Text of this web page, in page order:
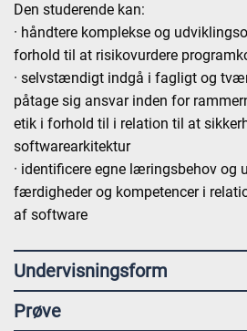
Den studerende kan:
· håndtere komplekse og
forhold til at risikovurdere
· selvstændigt indgå i fagligt og
påtage sig ansvar inden for
etik i forhold til i relation til at
softwarearkitektur
· identificere egne læringsbehov og
færdigheder og kompetencer i
af software
Undervisningsform
Prøve